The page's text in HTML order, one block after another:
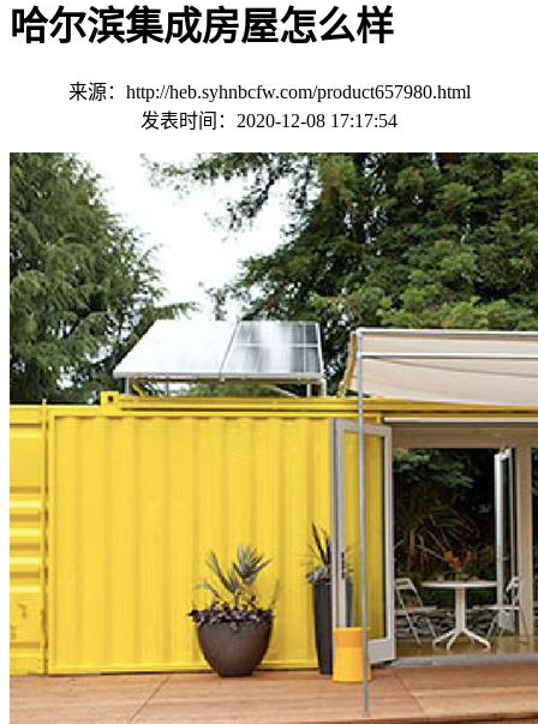
哈尔滨集成房屋怎么样
来源：http://heb.syhnbcfw.com/product657980.html
发表时间：2020-12-08 17:17:54